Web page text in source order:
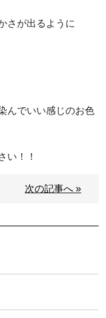
さが出るように
んでいい感じのお色
い！！
次の記事へ »